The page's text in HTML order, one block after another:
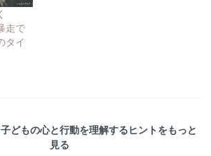
走で
タイ
どもの心と行動を理解するヒントをもっと
見る